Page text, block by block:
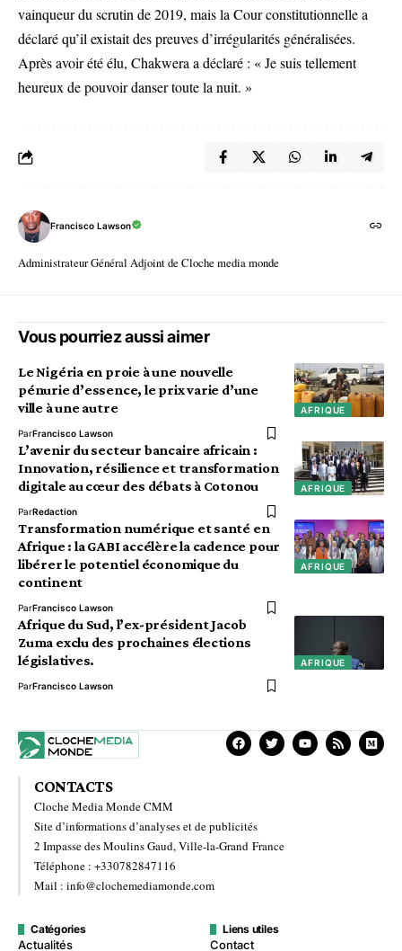
vainqueur du scrutin de 2019, mais la Cour constitutionnelle a
déclaré qu’il existait des preuves d’irrégularités généralisées.
Après avoir été élu, Chakwera a déclaré : « Je suis tellement
heureux de pouvoir danser toute la nuit. »
Francisco Lawson
Administrateur Général Adjoint de Cloche media monde
Vous pourriez aussi aimer
AFRIQUE
Le Nigéria en proie à une nouvelle
pénurie d’essence, le prix varie d’une
ville à une autre
ParFrancisco Lawson
AFRIQUE
L’avenir du secteur bancaire africain :
Innovation, résilience et transformation
digitale au cœur des débats à Cotonou
ParRedaction
AFRIQUE
Transformation numérique et santé en
Afrique : la GABI accélère la cadence pour
libérer le potentiel économique du
continent
ParFrancisco Lawson
AFRIQUE
Afrique du Sud, l’ex-président Jacob
Zuma exclu des prochaines élections
législatives.
ParFrancisco Lawson
CONTACTS
Cloche Media Monde CMM
Site d’informations d’analyses et de publicités
2 Impasse des Moulins Gaud, Ville-la-Grand France
Téléphone : +330782847116
Mail : info@clochemediamonde.com
Catégories
Actualités
Liens utiles
Contact